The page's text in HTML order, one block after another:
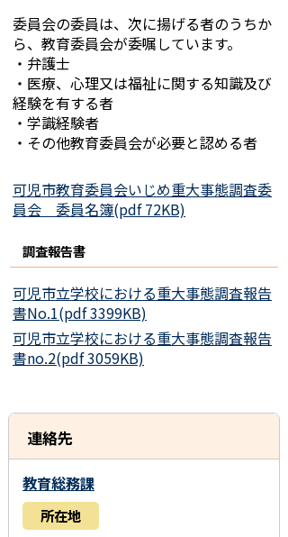
委員会の委員は、次に揚げる者のうちか
ら、教育委員会が委嘱しています。
・弁護士
・医療、心理又は福祉に関する知識及び
経験を有する者
・学識経験者
・その他教育委員会が必要と認める者
可児市教育委員会いじめ重大事態調査委
員会 委員名簿(pdf 72KB)
調査報告書
可児市立学校における重大事態調査報告
書No.1(pdf 3399KB)
可児市立学校における重大事態調査報告
書no.2(pdf 3059KB)
連絡先
教育総務課
所在地